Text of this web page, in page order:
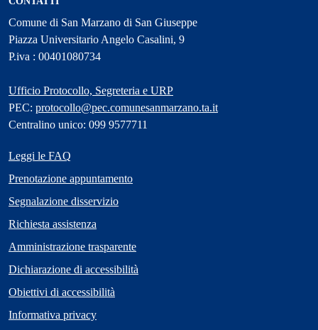
Comune di San Marzano di San Giuseppe
Piazza Universitario Angelo Casalini, 9
P.iva : 00401080734
Ufficio Protocollo, Segreteria e URP
PEC: protocollo@pec.comunesanmarzano.ta.it
Centralino unico: 099 9577711
Leggi le FAQ
Prenotazione appuntamento
Segnalazione disservizio
Richiesta assistenza
Amministrazione trasparente
Dichiarazione di accessibilità
Obiettivi di accessibilità
Informativa privacy